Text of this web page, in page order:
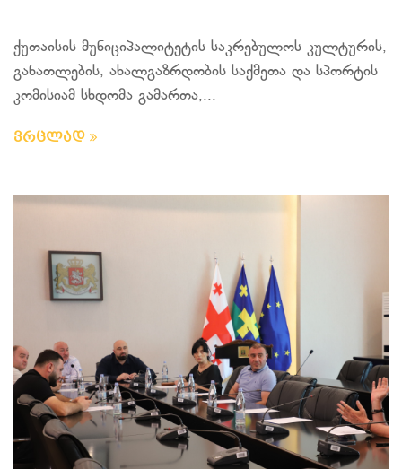
ქუთაისის მუნიციპალიტეტის საკრებულოს კულტურის,
განათლების, ახალგაზრდობის საქმეთა და სპორტის
კომისიამ სხდომა გამართა,...
ვრცლად